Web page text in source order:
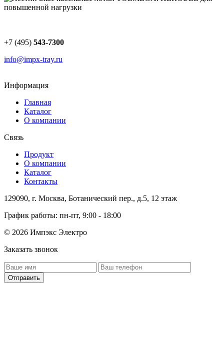
+7 (495) 543-7300
info@impx-tray.ru
Информация
Главная
Каталог
О компании
Связь
Продукт
О компании
Каталог
Контакты
129090, г. Москва, Ботанический пер., д.5, 12 этаж
График работы: пн-пт, 9:00 - 18:00
© 2026 Импэкс Электро
Заказать звонок
Отправить